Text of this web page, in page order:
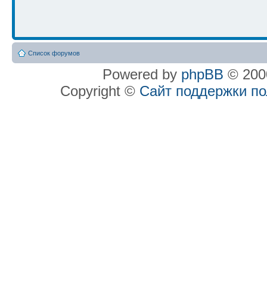
Список форумов
Powered by phpBB ©
Copyright © Сайт поддержки